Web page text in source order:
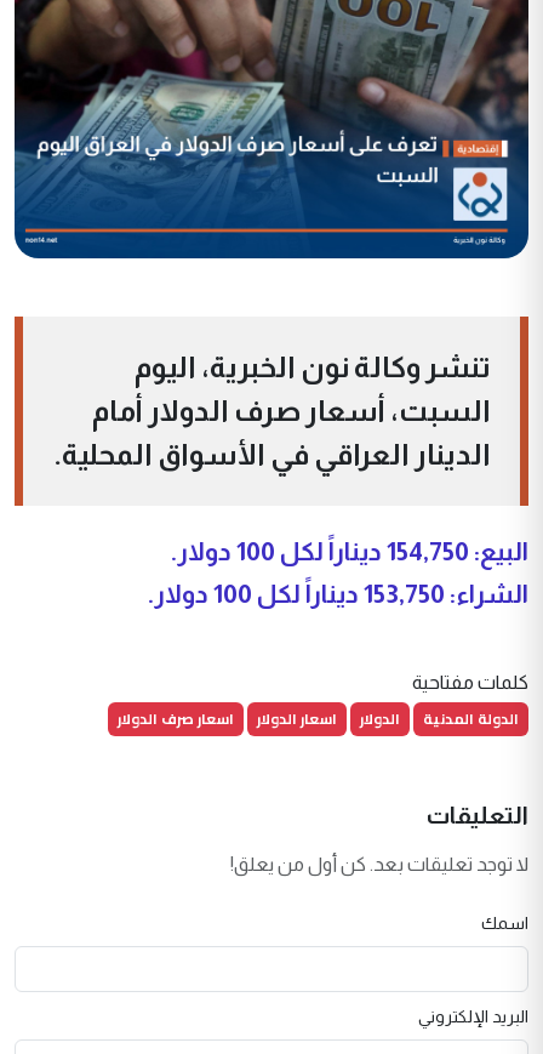
تنشر وكالة نون الخبرية، اليوم
السبت، أسعار صرف الدولار أمام
الدينار العراقي في الأسواق المحلية.
البيع: 154,750 ديناراً لكل 100 دولار.
الشراء: 153,750 ديناراً لكل 100 دولار.
كلمات مفتاحية
الدولة المدنية الدولار اسعار الدولار اسعار صرف الدولار
التعليقات
لا توجد تعليقات بعد. كن أول من يعلق!
اسمك
البريد الإلكتروني